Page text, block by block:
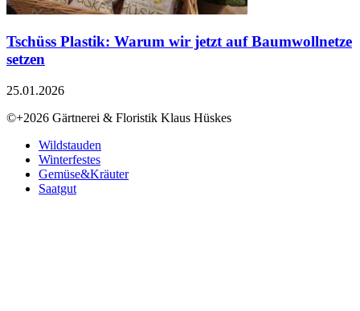
Tschüss Plastik: Warum wir jetzt auf Baumwollnetze
setzen
25.01.2026
©+2026 Gärtnerei & Floristik Klaus Hüskes
Wildstauden
Winterfestes
Gemüse&Kräuter
Saatgut